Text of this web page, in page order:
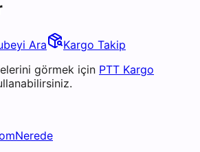
Ara
Kargo Takip
görmek için PTT Kargo